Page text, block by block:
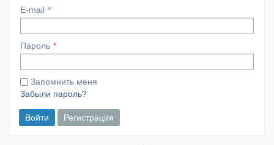
E-mail
Пароль
Запомнить меня
Забыли пароль?
Войти Регистрация